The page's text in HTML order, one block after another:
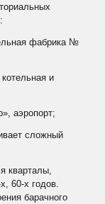
фабрика №
и
аэропорт;
сложный
кварталы,
60-х годов.
барачного